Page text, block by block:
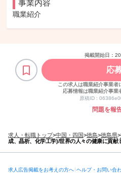
事業内容
職業紹介
掲載開始日：
応
この求人は職業紹介事業者
応募情報は職業紹介事業
原稿ID :
問題を報
求人・転職トップ>中国・四国>徳島>徳島県>
成、晶析、化学工学)/世界の人々の健康に貢献
求人広告掲載をお考えの方へ ヘルプ・お問い合